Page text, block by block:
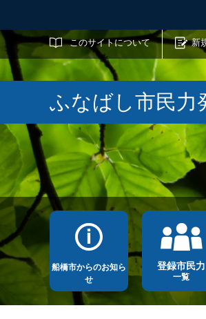
このサイトについて 新
サイト内検索
ふなばし市民力
船橋市からのお知ら
せ
登録市民力
一覧